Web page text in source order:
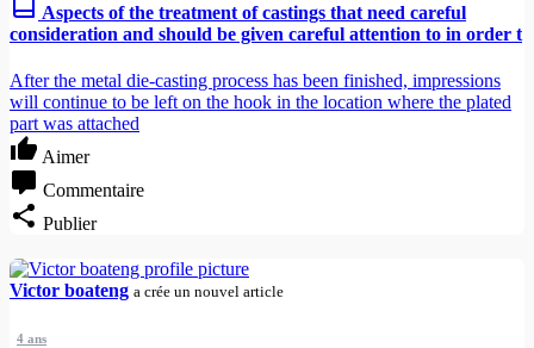
Aspects of the treatment of castings that need careful
consideration and should be given careful attention to in order t
After the metal die-casting process has been finished, impressions
will continue to be left on the hook in the location where the plated
part was attached
Aimer
Commentaire
Publier
Victor boateng a crée un nouvel article
4 ans